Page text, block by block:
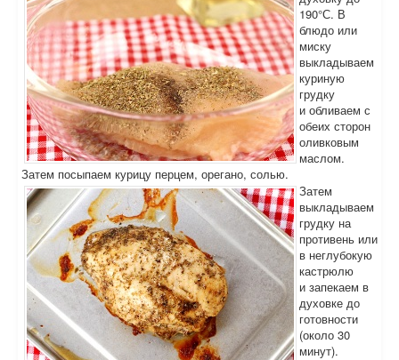
190°С. В
блюдо или
миску
выкладываем
куриную
грудку
и обливаем с
обеих сторон
оливковым
маслом.
Затем посыпаем курицу перцем, орегано, солью.
Затем
выкладываем
грудку на
противень или
в неглубокую
кастрюлю
и запекаем в
духовке до
готовности
(около 30
минут).